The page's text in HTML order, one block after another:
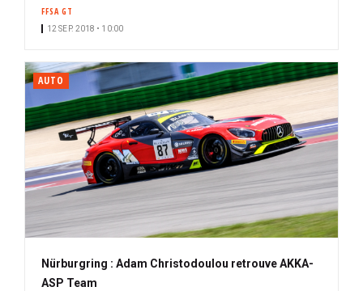
FFSA GT
12 SEP. 2018 • 10:00
AUTO
Nürburgring : Adam Christodoulou retrouve AKKA-
ASP Team